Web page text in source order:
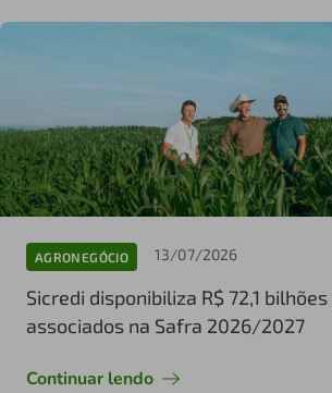
AGRONEGÓCIO 13/07/2026
Sicredi disponibiliza R$ 72,1
associados na Safra 2026/2027
Continuar lendo